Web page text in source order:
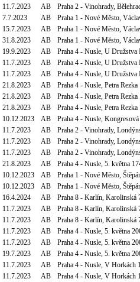
11.7.2023 AB Praha 2 - Vinohrady,
7.7.2023 AB Praha 1 - Nové Město,
15.7.2023 AB Praha 1 - Nové Město,
31.8.2023 AB Praha 1 - Nové Město,
19.9.2023 AB Praha 4 - Nusle, U Družstva
11.7.2023 AB Praha 4 - Nusle, U Družstva
11.7.2023 AB Praha 4 - Nusle, U Družstva
21.8.2023 AB Praha 4 - Nusle, Petra Rezka
21.8.2023 AB Praha 4 - Nusle, Petra Rezka
21.8.2023 AB Praha 4 - Nusle, Petra Rezka
10.12.2023 AB Praha 4 - Nusle,
11.7.2023 AB Praha 2 - Vinohrady,
11.7.2023 AB Praha 2 - Vinohrady,
11.7.2023 AB Praha 2 - Vinohrady,
21.8.2023 AB Praha 4 - Nusle, 5. května
10.12.2023 AB Praha 1 - Nové Město,
10.12.2023 AB Praha 1 - Nové Město,
16.4.2024 AB Praha 8 - Karlín, Karolinská
11.7.2023 AB Praha 8 - Karlín, Karolinská
11.7.2023 AB Praha 8 - Karlín, Karolinská
11.7.2023 AB Praha 4 - Nusle, 5. května
11.7.2023 AB Praha 4 - Nusle, 5. května
19.7.2023 AB Praha 4 - Nusle, 5. května
11.7.2023 AB Praha 4 - Nusle, V Horkách
11.7.2023 AB Praha 4 - Nusle, V Horkách